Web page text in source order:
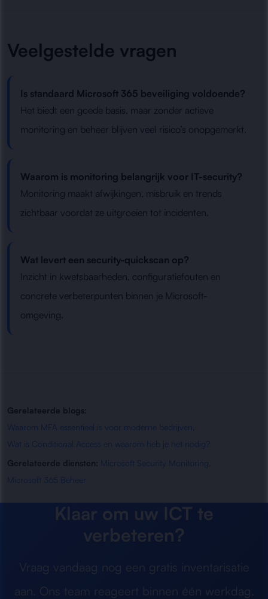
Veelgestelde vragen
Is standaard Microsoft 365 beveiliging voldoende?
Het biedt een goede basis, maar zonder actieve
monitoring en beheer blijven veel risico’s onopgemerkt.
Waarom is monitoring belangrijk voor IT-security?
Monitoring maakt afwijkingen, misbruik en trends
zichtbaar voordat ze uitgroeien tot incidenten.
Wat levert een security-quickscan op?
Inzicht in kwetsbaarheden, configuratiefouten en
concrete verbeterpunten binnen je Microsoft-
omgeving.
Gerelateerde blogs:
Waarom MFA essentieel is voor moderne bedrijven
Wat is Conditional Access en waarom heb je het nodig?
Gerelateerde diensten: Microsoft Security Monitoring
Microsoft 365 Beheer
Klaar om uw ICT te
verbeteren?
Vraag vandaag nog een gratis inventarisatie
aan. Ons team reageert binnen één werkdag.